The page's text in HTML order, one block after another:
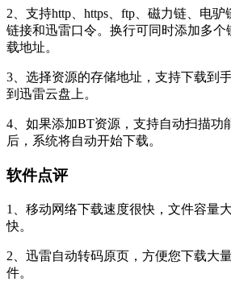
2、支持http、https、ftp、磁力链、电
链接和迅雷口令。换行可同时添加多个
载地址。
3、选择资源的存储地址，支持下载到
到迅雷云盘上。
4、如果添加BT资源，支持自动扫描功
后，系统将自动开始下载。
软件点评
1、移动网络下载速度很快，文件容量
快。
2、迅雷自动转码原页，方便您下载大
件。